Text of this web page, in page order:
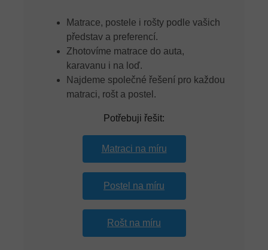
Matrace, postele i rošty podle vašich
představ a preferencí.
Zhotovíme matrace do auta,
karavanu i na loď.
Najdeme společné řešení pro každou
matraci, rošt a postel.
Potřebuji řešit:
Matraci na míru
Postel na míru
Rošt na míru